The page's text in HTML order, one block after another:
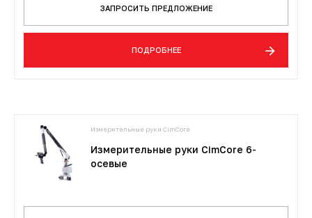
ЗАПРОСИТЬ ПРЕДЛОЖЕНИЕ
ПОДРОБНЕЕ
Измерительные руки CimCore
Измерительные руки CimCore 6-
осевые